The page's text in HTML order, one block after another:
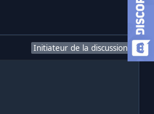
Initiateur de la discussion